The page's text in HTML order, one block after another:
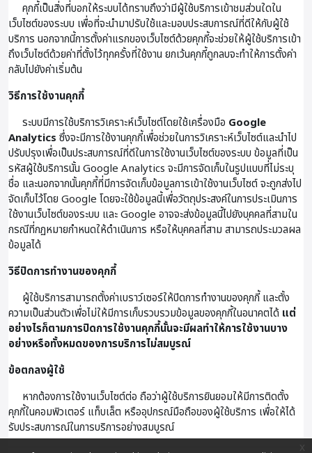
x
คุกกี้เป็นสิ่งที่บอกให้ระบบได้ทราบถึงว่ามีผู้ใช้บริการเข้าชมส่วนใดใน
เว็บไซต์ของระบบ เพื่อที่จะนำมาปรับใช้และมอบประสบการณ์ที่ดีให้กับผู้ใช้
บริการ นอกจากนี้การตั้งค่าแรกของเว็บไซต์ด้วยคุกกี้จะช่วยให้ผู้ใช้บริการเข้า
ถึงเว็บไซต์ด้วยค่าที่ตั้งไว้ทุกครั้งที่ใช้งาน ยกเว้นคุกกี้ถูกลบจะทำให้การตั้งค่า
กลับไปยังค่าเริ่มต้น
วิธีการใช้งานคุกกี้
ระบบมีการใช้บริการวิเคราะห์เว็บไซต์โดยใช้เครื่องมือ Google
Analytics ซึ่งจะมีการใช้งานคุกกี้เพื่อช่วยในการวิเคราะห์เว็บไซต์และนำไป
ปรับปรุงเพื่อเป็นประสบการณ์ที่ดีในการใช้งานเว็บไซต์ของระบบ ข้อมูลที่เป็น
รหัสผู้ใช้บริการนั้น Google Analytics จะมีการจัดเก็บในรูปแบบที่ไม่ระบุ
ชื่อ และนอกจากนั้นคุกกี้ที่มีการจัดเก็บข้อมูลการเข้าใช้งานเว็บไซต์ จะถูกส่งไป
จัดเก็บไว้โดย Google โดยจะใช้ข้อมูลนี้เพื่อวัตถุประสงค์ในการประเมินการ
ใช้งานเว็บไซต์ของระบบ และ Google อาจจะส่งข้อมูลนี้ไปยังบุคคลที่สามใน
กรณีที่กฏหมายกำหนดให้ดำเนินการ หรือให้บุคคลที่สาม สามารถประมวลผล
ข้อมูลได้
วิธีปิดการทำงานของคุกกี้
ผู้ใช้บริการสามารถตั้งค่าเบราว์เซอร์ให้ปิดการทำงานของคุกกี้ และตั้ง
ความเป็นส่วนตัวเพื่อไม่ให้มีการเก็บรวบรวมข้อมูลของคุกกี้ในอนาคตได้ แต่
อย่างไรก็ตามการปิดการใช้งานคุกกี้นั้นจะมีผลทำให้การใช้งานบาง
อย่างหรือทั้งหมดของการบริการไม่สมบูรณ์
ข้อตกลงผู้ใช้
หากต้องการใช้งานเว็บไซต์ต่อ ถือว่าผู้ใช้บริการยินยอมให้มีการติดตั้ง
คุกกี้ในคอมพิวเตอร์ แท็บเล็ต หรืออุปกรณ์มือถือของผู้ใช้บริการ เพื่อให้ได้
รับประสบการณ์ในการบริการอย่างสมบูรณ์